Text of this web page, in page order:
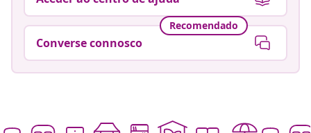
Recomendado
Converse connosco